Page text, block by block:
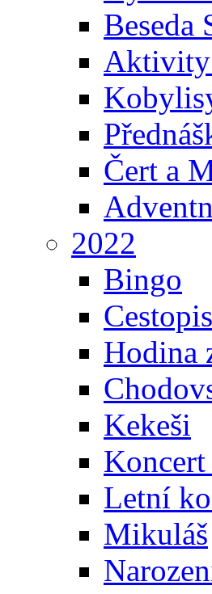
Beseda
Čert a
2022
Bingo
Hodina
Kekeši
Letní
Mikuláš